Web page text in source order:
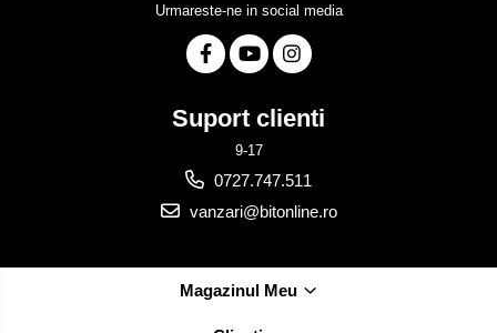
Urmareste-ne in social media
Suport clienti
9-17
0727.747.511
vanzari@bitonline.ro
Magazinul Meu